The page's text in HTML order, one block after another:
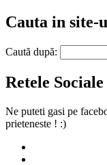
Cauta in site-
Caută după:
Retele
Ne puteti gasi pe
prieteneste ! :)